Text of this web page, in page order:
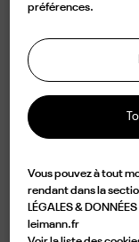
Caractérisée par une
LEIM V C 001 O allie
durable, cette monture
préférences.
Vous pouvez à tout
rendant dans la
LÉGALES &
leimann.fr